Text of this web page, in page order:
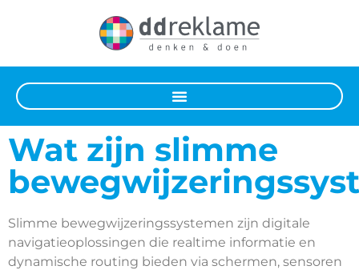
Wat zijn slimme
Slimme bewegwijzeringssystemen zijn digitale
navigatieoplossingen die realtime informatie en
dynamische routing bieden via schermen, sensoren